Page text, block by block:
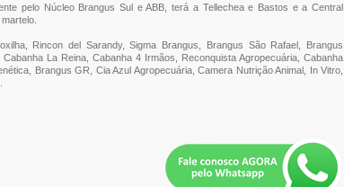
pelo Núcleo Brangus Sul e ABB, terá a Tellechea e Bastos e a Central
Rincon del Sarandy, Sigma Brangus, Brangus São Rafael, Brangus
La Reina, Cabanha 4 Irmãos, Reconquista Agropecuária, Cabanha
Brangus GR, Cia Azul Agropecuária, Camera Nutrição Animal, In Vitro,